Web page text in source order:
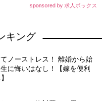
sponsored by 求人ボックス
キング
ノーストレス！ 離婚から始
に悔いはなし！【嫁を便利